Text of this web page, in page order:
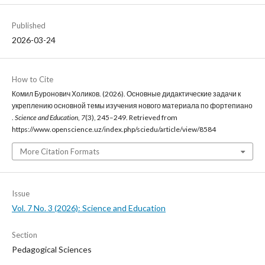
Published
2026-03-24
How to Cite
Комил Буронович Холиков. (2026). Основные дидактические задачи к
укреплению основной темы изучения нового материала по фортепиано
. Science and Education, 7(3), 245–249. Retrieved from
https://www.openscience.uz/index.php/sciedu/article/view/8584
More Citation Formats
Issue
Vol. 7 No. 3 (2026): Science and Education
Section
Pedagogical Sciences